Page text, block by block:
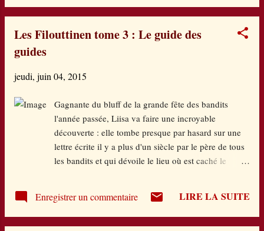
livre-application farfelu, hyper bien fait : un mélange
interactions originales, à la durée parfaite, des clins
Trophée Wouap doo App jeunesse de la meilleure
2014. Une réussite signée une fois encore par cette
maison d'édition numérique très prometteuse Audois
& Alleuil. Seul bémol : la fin trop rapide et qui ne
nous dit pas vraiment si l...
Les Filouttinen tome 3 : Le guide des
guides
jeudi, juin 04, 2015
Gagnante du bluff de la grande fête des bandits
l'année passée, Liisa va faire une incroyable
découverte : elle tombe presque par hasard sur une
lettre écrite il y a plus d'un siècle par le père de tous
les bandits et qui dévoile le lieu où est caché le
battant...Notre petite troupe s'organise (et pour ça, ils
sont super-fortiches) pour mener à bien cette chasse
Enregistrer un commentaire LIRE LA SUITE